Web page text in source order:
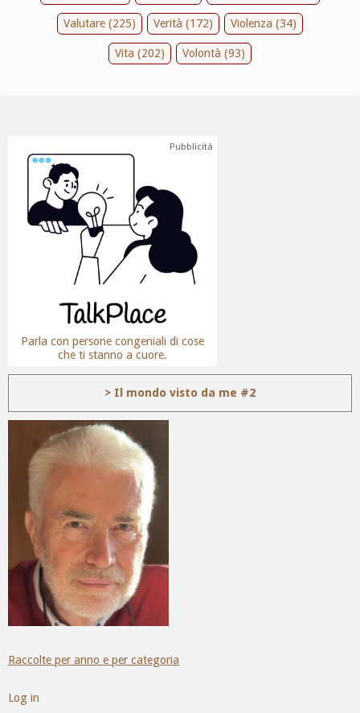
Valutare (225) Verità (172) Violenza (34)
Vita (202) Volontà (93)
Pubblicità
Parla con persone congeniali di cose
che ti stanno a cuore.
> Il mondo visto da me #2
Raccolte per anno e per categoria
Log in